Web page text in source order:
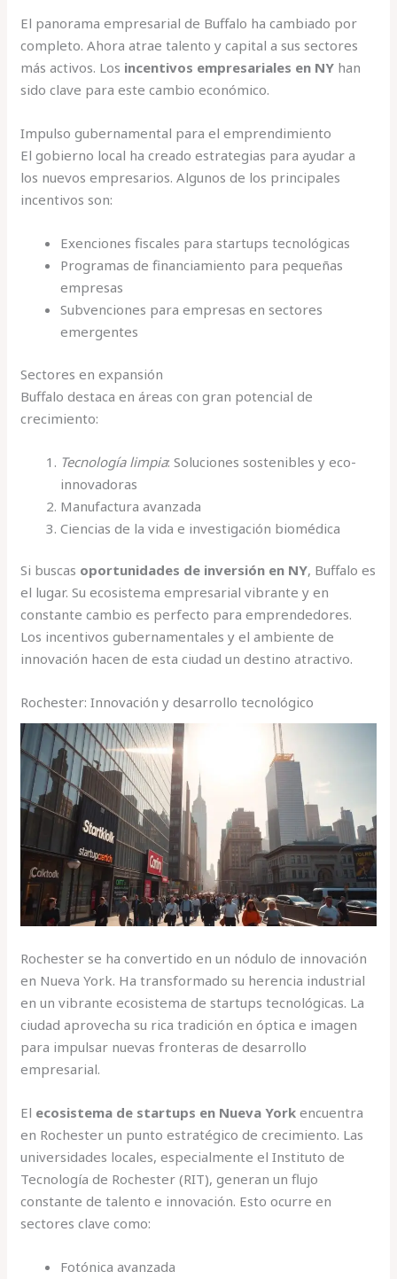
El panorama empresarial de Buffalo ha cambiado por
completo. Ahora atrae talento y capital a sus sectores
más activos. Los incentivos empresariales en NY han
sido clave para este cambio económico.
Impulso gubernamental para el emprendimiento
El gobierno local ha creado estrategias para ayudar a
los nuevos empresarios. Algunos de los principales
incentivos son:
Exenciones fiscales para startups tecnológicas
Programas de financiamiento para pequeñas
empresas
Subvenciones para empresas en sectores
emergentes
Sectores en expansión
Buffalo destaca en áreas con gran potencial de
crecimiento:
Tecnología limpia: Soluciones sostenibles y eco-
innovadoras
Manufactura avanzada
Ciencias de la vida e investigación biomédica
Si buscas oportunidades de inversión en NY, Buffalo es
el lugar. Su ecosistema empresarial vibrante y en
constante cambio es perfecto para emprendedores.
Los incentivos gubernamentales y el ambiente de
innovación hacen de esta ciudad un destino atractivo.
Rochester: Innovación y desarrollo tecnológico
Rochester se ha convertido en un nódulo de innovación
en Nueva York. Ha transformado su herencia industrial
en un vibrante ecosistema de startups tecnológicas. La
ciudad aprovecha su rica tradición en óptica e imagen
para impulsar nuevas fronteras de desarrollo
empresarial.
El ecosistema de startups en Nueva York encuentra
en Rochester un punto estratégico de crecimiento. Las
universidades locales, especialmente el Instituto de
Tecnología de Rochester (RIT), generan un flujo
constante de talento e innovación. Esto ocurre en
sectores clave como:
Fotónica avanzada